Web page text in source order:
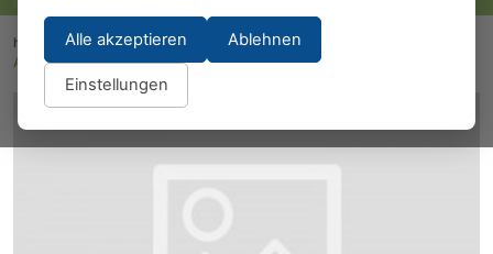
h0.eu Modelleisenbahn / Waggons / Personenwaggons
A.C.M.E. 52245: Personenwagen Bm 2. Klasse DB blau/beige
Alle akzeptieren Ablehnen
Einstellungen